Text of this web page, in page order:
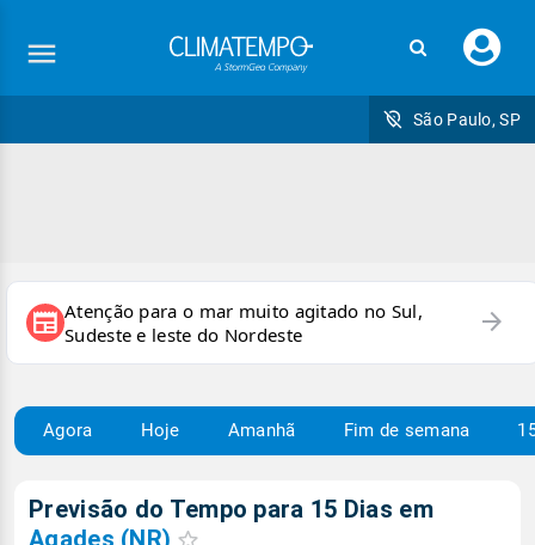
seu
São Paulo, SP
newspaper Atenção para o mar muito agitado no Sul,
Sudeste e leste do Nordeste
arrow_forward
Agora Hoje Amanhã Fim de semana
Previsão do Tempo para 15 Dias em
Agades (NR)